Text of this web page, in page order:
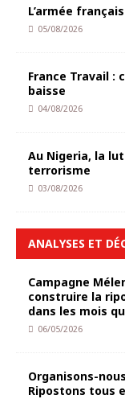
L’armée
05/08/2026
France Travail :
baisse
04/08/2026
Au Nigeria, la
terrorisme
03/08/2026
ANALYSES ET
Campagne
construire la
dans les mois
06/05/2026
Organisons-
Ripostons tous